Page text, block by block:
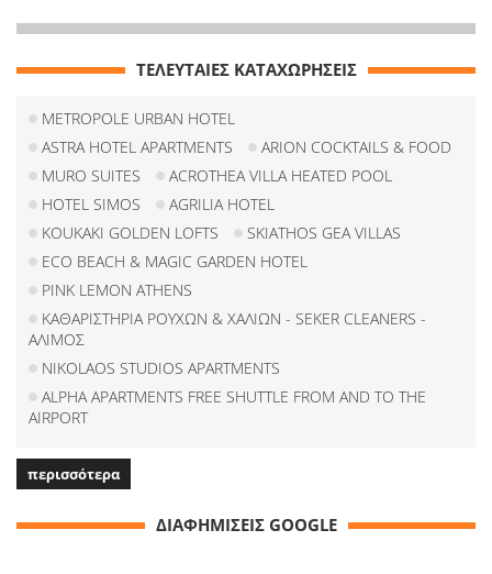
ΤΕΛΕΥΤΑΙΕΣ ΚΑΤΑΧΩΡΗΣΕΙΣ
METROPOLE URBAN HOTEL
ASTRA HOTEL APARTMENTS
ARION COCKTAILS & FOOD
MURO SUITES
ACROTHEA VILLA HEATED POOL
HOTEL SIMOS
AGRILIA HOTEL
KOUKAKI GOLDEN LOFTS
SKIATHOS GEA VILLAS
ECO BEACH & MAGIC GARDEN HOTEL
PINK LEMON ATHENS
ΚΑΘΑΡΙΣΤΗΡΙΑ ΡΟΥΧΩΝ & ΧΑΛΙΩΝ - SEKER CLEANERS -
ΑΛΙΜΟΣ
NIKOLAOS STUDIOS APARTMENTS
ALPHA APARTMENTS FREE SHUTTLE FROM AND TO THE
AIRPORT
περισσότερα
ΔΙΑΦΗΜΙΣΕΙΣ GOOGLE